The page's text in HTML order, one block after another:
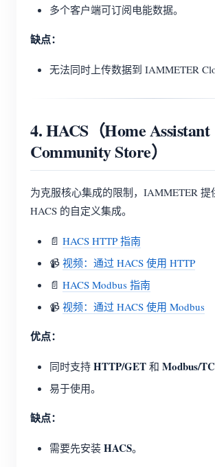
多个客户端可订阅电能数据。
缺点：
无法同时上传数据到 IAMMETER
4. HACS（Home Assistant
Community Store）
为克服核心集成的限制，IAMMETER 提
HACS 的自定义集成。
📄 HACS HTTP 指南
📹 视频：通过 HACS 使用 HTTP
📄 HACS Modbus 指南
📹 视频：通过 HACS 使用 Modbus
优点：
同时支持 HTTP/GET 和 Modbus/
易于使用。
缺点：
需要先安装 HACS。